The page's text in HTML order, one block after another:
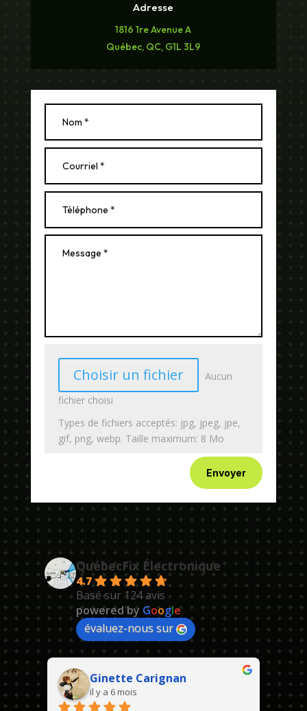
Adresse
1816 1re Avenue A
Québec, QC, G1L 3L9
Choisir un fichier
Aucun
fichier choisi
Types de fichiers acceptés: jpg, jpeg, jpe,
gif, png, webp. Taille maximum: 8 Mo
Envoyer
QuébecFix Électronique
4.7
Basé sur 124 avis
powered by Google
évaluez-nous sur
Ginette Carignan
il y a 6 mois